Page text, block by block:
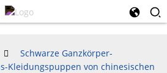
Schwarze Ganzkörper-
Kleidungspuppen von chinesischen